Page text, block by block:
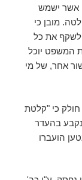
אשר ישמש
מובן כי
את כל
המשפט יוכל
אחר, של מי
חולק כי "קלטת
בהעדר
הועברו